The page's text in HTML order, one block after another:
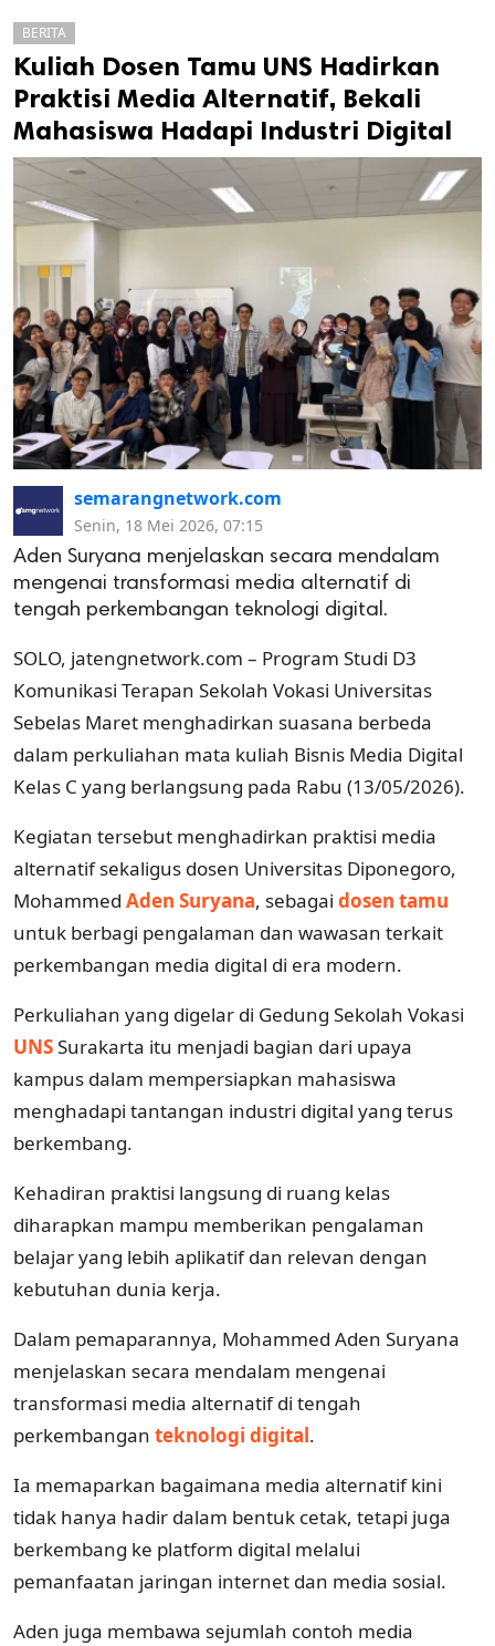
cipta.
BERITA
Kuliah Dosen Tamu UNS Hadirkan
Praktisi Media Alternatif, Bekali
Mahasiswa Hadapi Industri Digital
semarangnetwork.com
Senin, 18 Mei 2026, 07:15
Aden Suryana menjelaskan secara mendalam
mengenai transformasi media alternatif di
tengah perkembangan teknologi digital.
SOLO, jatengnetwork.com – Program Studi D3
Komunikasi Terapan Sekolah Vokasi Universitas
Sebelas Maret menghadirkan suasana berbeda
dalam perkuliahan mata kuliah Bisnis Media Digital
Kelas C yang berlangsung pada Rabu (13/05/2026).
Kegiatan tersebut menghadirkan praktisi media
alternatif sekaligus dosen Universitas Diponegoro,
Mohammed Aden Suryana, sebagai dosen tamu
untuk berbagi pengalaman dan wawasan terkait
perkembangan media digital di era modern.
Perkuliahan yang digelar di Gedung Sekolah Vokasi
UNSSurakarta itu menjadi bagian dari upaya
kampus dalam mempersiapkan mahasiswa
menghadapi tantangan industri digital yang terus
berkembang.
Kehadiran praktisi langsung di ruang kelas
diharapkan mampu memberikan pengalaman
belajar yang lebih aplikatif dan relevan dengan
kebutuhan dunia kerja.
Dalam pemaparannya, Mohammed Aden Suryana
menjelaskan secara mendalam mengenai
transformasi media alternatif di tengah
perkembangan teknologi digital.
Ia memaparkan bagaimana media alternatif kini
tidak hanya hadir dalam bentuk cetak, tetapi juga
berkembang ke platform digital melalui
pemanfaatan jaringan internet dan media sosial.
Aden juga membawa sejumlah contoh media